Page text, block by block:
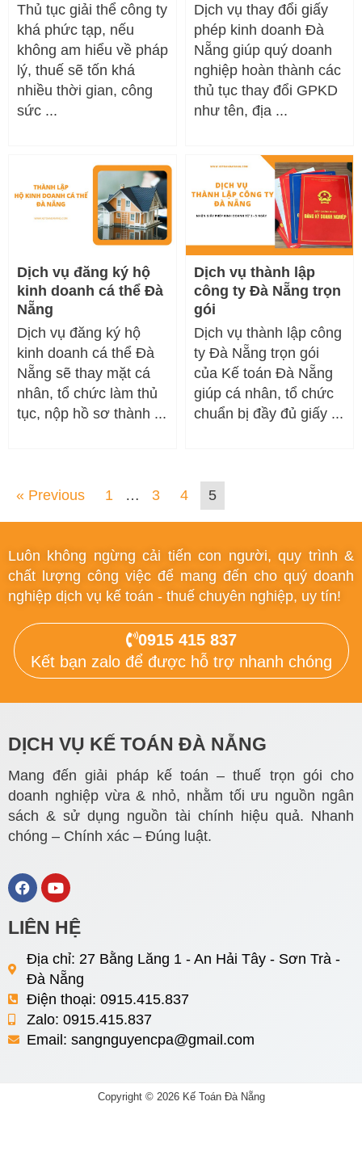
Thủ tục giải thể công ty
khá phức tạp, nếu
không am hiểu về pháp
lý, thuế sẽ tốn khá
nhiều thời gian, công
sức ...
Dịch vụ thay đổi giấy
phép kinh doanh Đà
Nẵng giúp quý doanh
nghiệp hoàn thành các
thủ tục thay đổi GPKD
như tên, địa ...
Dịch vụ đăng ký hộ
kinh doanh cá thể Đà
Nẵng
Dịch vụ đăng ký hộ
kinh doanh cá thể Đà
Nẵng sẽ thay mặt cá
nhân, tổ chức làm thủ
tục, nộp hồ sơ thành ...
Dịch vụ thành lập
công ty Đà Nẵng trọn
gói
Dịch vụ thành lập công
ty Đà Nẵng trọn gói
của Kế toán Đà Nẵng
giúp cá nhân, tổ chức
chuẩn bị đầy đủ giấy ...
« Previous 1 … 3 4 5
Luôn không ngừng cải tiến con người, quy trình &
chất lượng công việc để mang đến cho quý doanh
nghiệp dịch vụ kế toán - thuế chuyên nghiệp, uy tín!
0915 415 837
Kết bạn zalo để được hỗ trợ nhanh chóng
DỊCH VỤ KẾ TOÁN ĐÀ NẴNG
Mang đến giải pháp kế toán – thuế trọn gói cho
doanh nghiệp vừa & nhỏ, nhằm tối ưu nguồn ngân
sách & sử dụng nguồn tài chính hiệu quả. Nhanh
chóng – Chính xác – Đúng luật.
F
a
e
b
o
o
k
Y
o
t
u
b
e
LIÊN HỆ
Địa chỉ: 27 Bằng Lăng 1 - An Hải Tây - Sơn Trà -
Đà Nẵng
Điện thoại: 0915.415.837
Zalo: 0915.415.837
Email: sangnguyencpa@gmail.com
Copyright © 2026 Kế Toán Đà Nẵng